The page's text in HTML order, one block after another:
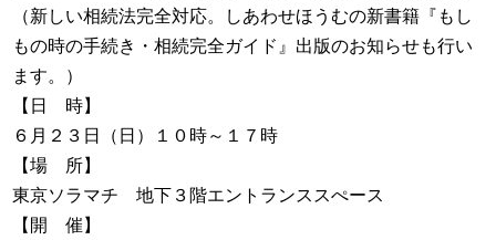
（新しい相続法完全対応。しあわせほうむの新書籍『もし
もの時の手続き・相続完全ガイド』出版のお知らせも行い
ます。）
【日 時】
６月２３日（日）１０時～１７時
【場 所】
東京ソラマチ 地下３階エントランススぺース
【開 催】